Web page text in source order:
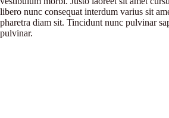
libero nunc consequat interdum varius sit
pharetra diam sit. Tincidunt nunc pulvinar
pulvinar.